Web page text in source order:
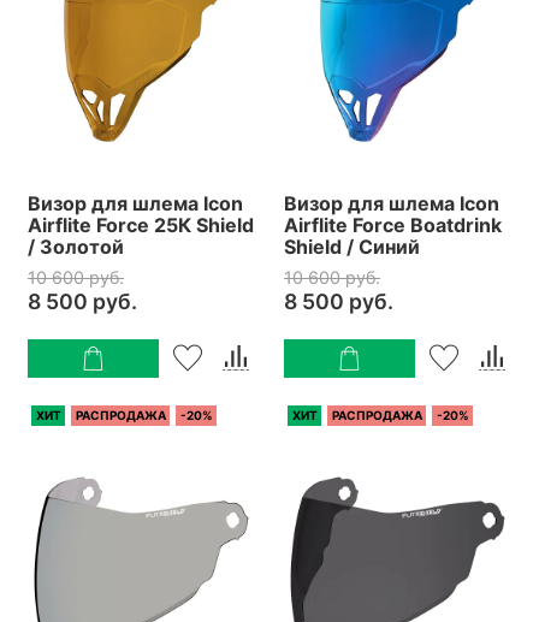
Визор для шлема Icon
Airflite Force 25К Shield
/ Золотой
10 600 руб.
8 500 руб.
Визор для шлема Icon
Airflite Force Boatdrink
Shield / Синий
10 600 руб.
8 500 руб.
ХИТ РАСПРОДАЖА -20% ХИТ РАСПРОДАЖА -20%